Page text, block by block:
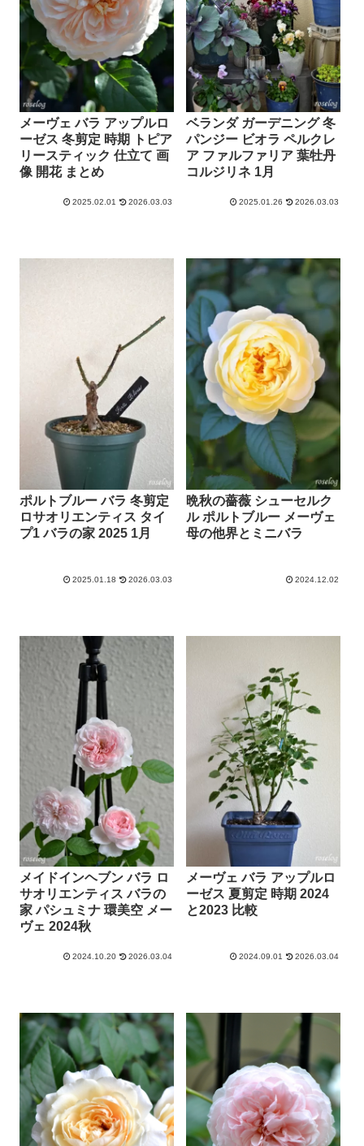
メーヴェ バラ アップルロ
ーゼス 冬剪定 時期 トピア
リースティック 仕立て 画
像 開花 まとめ
2025.02.01 2026.03.03
ベランダ ガーデニング 冬
パンジー ビオラ ペルクレ
ア ファルファリア 葉牡丹
コルジリネ 1月
2025.01.26 2026.03.03
ポルトブルー バラ 冬剪定
ロサオリエンティス タイ
プ1 バラの家 2025 1月
2025.01.18 2026.03.03
晩秋の薔薇 シューセルク
ル ポルトブルー メーヴェ
母の他界とミニバラ
2024.12.02
メイドインヘブン バラ ロ
サオリエンティス バラの
家 パシュミナ 環美空 メー
ヴェ 2024秋
2024.10.20 2026.03.04
メーヴェ バラ アップルロ
ーゼス 夏剪定 時期 2024
と2023 比較
2024.09.01 2026.03.04